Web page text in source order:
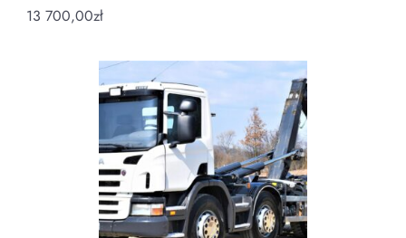
13 700,00zł